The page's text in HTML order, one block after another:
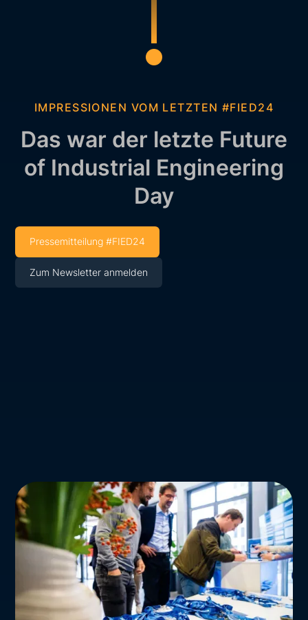
IMPRESSIONEN VOM LETZTEN #FIED24
Das war der letzte Future
of Industrial Engineering
Day
Pressemitteilung #FIED24
Zum Newsletter anmelden